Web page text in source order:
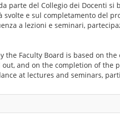
parte del Collegio dei Docenti si
e sul completamento del
a lezioni e seminari,
the Faculty Board is based on
and on the completion of the
at lectures and seminars,